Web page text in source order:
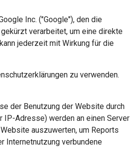
Inc. ("Google"), den die
verarbeitet, um eine direkte
jederzeit mit Wirkung für die
zu verwenden.
der Benutzung der Website durch
IP-Adresse) werden an einen Server
auszuwerten, um Reports
Internetnutzung verbundene